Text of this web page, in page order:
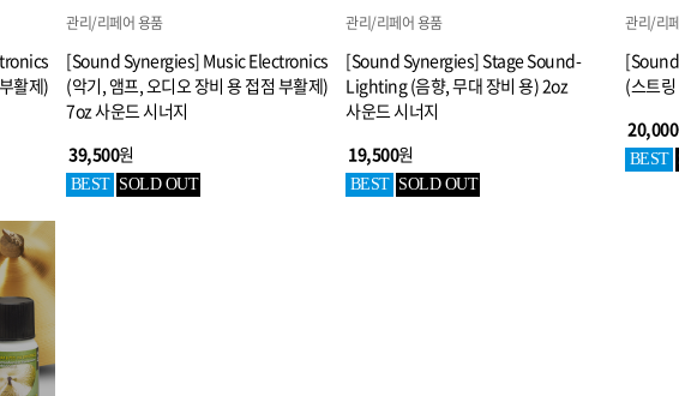
활제)
관리/리페어 용품
[Sound Synergies] Music Electronics
(악기, 앰프, 오디오 장비 용 접점 부활제)
7oz 사운드 시너지
39,500원
BEST SOLD OUT
관리/리페어 용품
[Sound Synergies] Stage Sound-
Lighting (음향, 무대 장비 용) 2oz
사운드 시너지
19,500원
BEST SOLD OUT
관리/리
(스트
20,000
BEST